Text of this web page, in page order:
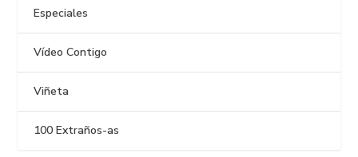
Especiales
Vídeo Contigo
Viñeta
100 Extraños-as